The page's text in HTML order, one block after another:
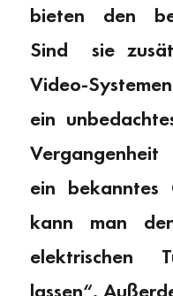
bieten den
Sind sie
Video-
ein
ein
kann man
elektrischen
lassen“.